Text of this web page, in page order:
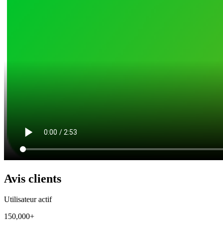
Avis clients
Utilisateur actif
150,000+